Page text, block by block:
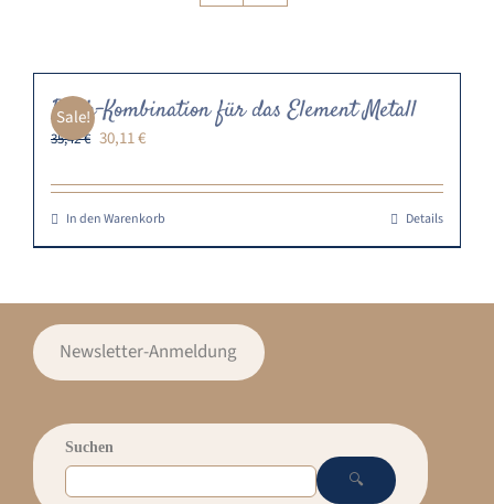
Sale!
Buch-Kombination für das Element Metall
35,42€ Ursprünglicher
war:
35,42 €
30,11€Aktueller
ist:
30,11 €.
In den Warenkorb Details
Newsletter-Anmeldung
Suchen
🔍